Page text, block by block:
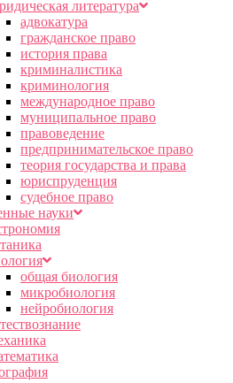
литература
адвокатура
гражданское право
история права
криминалистика
криминология
международное право
муниципальное право
правоведение
предпринимательское право
теория государства и права
юриспруденция
судебное право
науки
общая биология
микробиология
нейробиология